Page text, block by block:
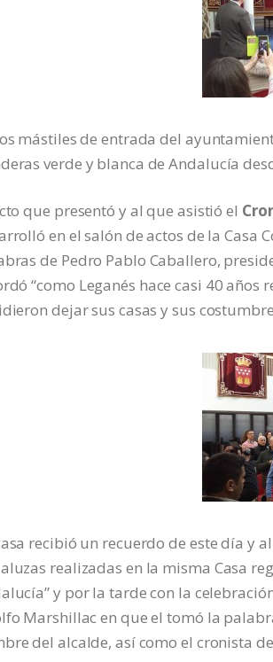
mástiles de entrada del
verde y blanca de Andalucía
que presentó y al que asistió el
en el salón de actos de la Casa
de Pedro Pablo Caballero,
“como Leganés hace casi 40
dejar sus casas y sus
recibió un recuerdo de este día y
realizadas en la misma Casa
y por la tarde con la
Marshillac en que el tomó la
del alcalde, así como el cronista